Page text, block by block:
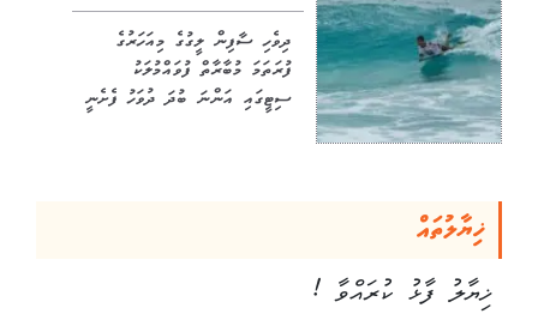
ދިވެހި ސާފިން ލީގުގެ މިއަހަރުގެ
ފުރަތަމަ މުބާރާތް ފުވައްމުލަކު
ސިޓީގައި އަންނަ ބުދަ ދުވަހު ފެށެނީ
ޚިޔާލުތައް
ޚިޔާލު ފާޅު ކުރައްވާ !